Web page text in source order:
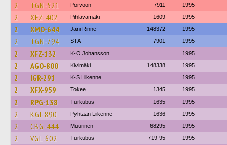
2 TGN-521 Porvoon 7911 1995
2 XFZ-402 Pihlavamäki 1609 1995
2 XMO-644 Jani Rinne 148372 1995
2 TGN-794 STA 7901 1995
2 XFZ-132 K-O Johansson 1995
2 AGO-800 Kivimäki 148338 1995
2 IGR-291 K-S Liikenne 1995
2 XFX-959 Tokee 1345 1995
2 RPG-138 Turkubus 1635 1995
2 KGI-890 Pyhtään Liikenne 1636 1995
2 CBG-444 Muurinen 68295 1995
2 VGL-602 Turkubus 719-95 1995